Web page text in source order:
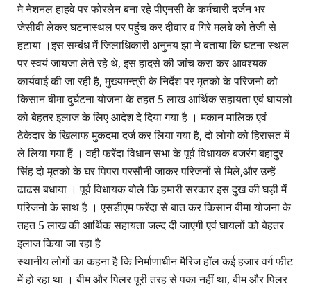
मे नेशनल हाहवे पर फोरलेन बना रहे पीएनसी के कर्मचारी दर्जन भर
जेसीबी लेकर घटनास्थल पर पहुंच कर दीवार व गिरे मलबे को तेजी से
हटाया ।इस सम्बंध में जिलाधिकारी अनुनय झा ने बताया कि घटना स्थल
पर स्वयं जायजा लेते रहे थे, इस हादसे की जांच करा कर आवश्यक
कार्यवाई की जा रही है, मुख्यमन्त्री के निर्देश पर मृतको के परिजनो को
किसान बीमा दुर्घटना योजना के तहत 5 लाख आर्थिक सहायता एवं घायलो
को बेहतर इलाज के लिए आदेश दे दिया गया है । मकान मालिक एवं
ठेकेदार के खिलाफ मुकदमा दर्ज कर लिया गया है, दो लोगो को हिरासत में
ले लिया गया हैं । वही फरेंदा विधान सभा के पूर्व विधायक बजरंग बहादुर
सिंह दो मृतको के घर पिपरा परसौनी जाकर परिजनों से मिले,और उन्हें
ढाढस बधाया । पूर्व विधायक बोले कि हमारी सरकार इस दुख की घड़ी में
परिजनो के साथ है । एसडीएम फरेंदा से बात कर किसान बीमा योजना के
तहत 5 लाख की आर्थिक सहायता जल्द दी जाएगी एवं घायलों को बेहतर
इलाज किया जा रहा है
स्थानीय लोगों का कहना है कि निर्माणाधीन मैरिज हॉल कई हजार वर्ग फीट
में हो रहा था । बीम और पिलर पूरी तरह से पका नहीं था, बीम और पिलर